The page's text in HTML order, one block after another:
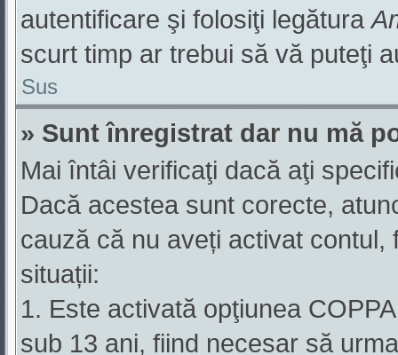
autentificare şi folosiţi legătura
scurt timp ar trebui să vă puteţi
Sus
» Sunt înregistrat dar nu mă
Mai întâi verificaţi dacă aţi
Dacă acestea sunt corecte,
cauză că nu aveți activat contul,
situații:
1. Este activată opţiunea
sub 13 ani, fiind necesar să